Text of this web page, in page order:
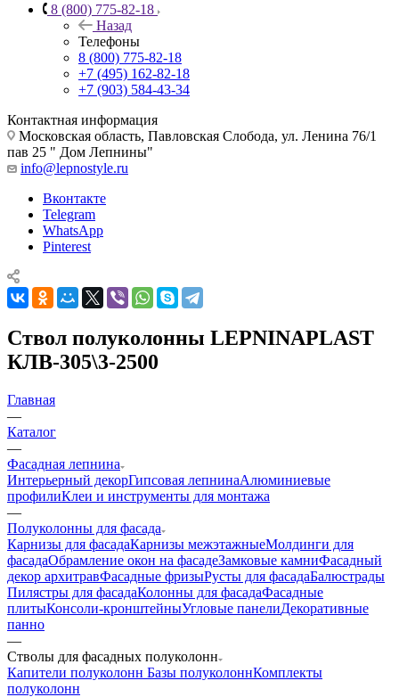
8 (800) 775-82-18
Назад
Телефоны
8 (800) 775-82-18
+7 (495) 162-82-18
+7 (903) 584-43-34
Контактная информация
Московская область, Павловская Слобода, ул. Ленина 76/1
пав 25 " Дом Лепнины"
info@lepnostyle.ru
Вконтакте
Telegram
WhatsApp
Pinterest
Ствол полуколонны LEPNINAPLAST
КЛВ-305\3-2500
Главная
—
Каталог
—
Фасадная лепнина
Интерьерный декорГипсовая лепнинаАлюминиевые
профилиКлеи и инструменты для монтажа
—
Полуколонны для фасада
Карнизы для фасадаКарнизы межэтажныеМолдинги для
фасадаОбрамление окон на фасадеЗамковые камниФасадный
декор архитравФасадные фризыРусты для фасадаБалюстрады
Пилястры для фасадаКолонны для фасадаФасадные
плитыКонсоли-кронштейныУгловые панелиДекоративные
панно
—
Стволы для фасадных полуколонн
Капители полуколонн Базы полуколоннКомплекты
полуколонн